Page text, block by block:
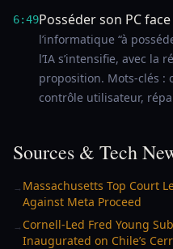
6:49Posséder son PC
l’informatique “à
l’IA s’intensifie, avec la
proposition. Mots-clés :
contrôle utilisateur,
Sources & Tech
→ Massachusetts Top Court
Against Meta Proceed
→ Cornell-Led Fred Young
Inaugurated on Chile’s